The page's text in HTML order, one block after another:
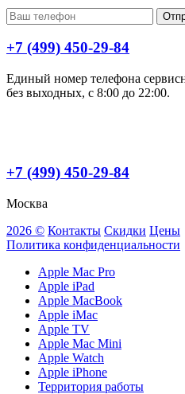
+7 (499) 450-29-84
Единый номер телефона
без выходных, с 8:00 до 22:00.
+7 (499) 450-29-84
Москва
2026 © Контакты Скидки Цены
Политика конфиденциальности
Apple Mac Pro
Apple iPad
Apple MacBook
Apple iMac
Apple TV
Apple Mac Mini
Apple Watch
Apple iPhone
Территория работы